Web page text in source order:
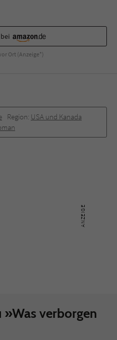
Ort (Anzeige*)
Region: USA und Kanada
»Was verborgen